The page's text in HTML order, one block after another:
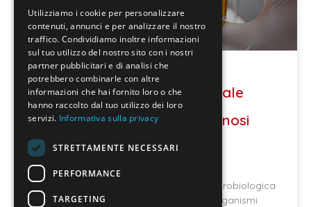
Urinocoltura (esame colturale
delle urine): guida alla diagnosi
delle infezioni urinarie
L’urinocoltura rappresenta l’indagine microbiologica
d’elezione per l’identificazione dei microrganismi
Utilizziamo i cookie per personalizzare
contenuti, annunci e per analizzare il nostro
traffico. Condividiamo inoltre informazioni
sul tuo utilizzo del nostro sito con i nostri
partner pubblicitari e di analisi che
potrebbero combinarle con altre
informazioni che hai fornito loro o che
hanno raccolto dal tuo utilizzo dei loro
servizi. Informativa sulla privacy
STRETTAMENTE NECESSARI
PERFORMANCE
TARGETING